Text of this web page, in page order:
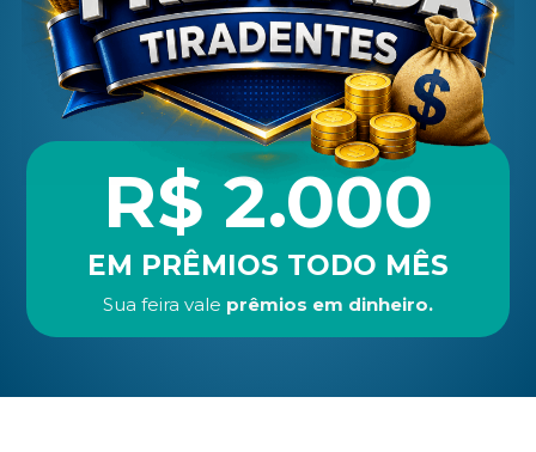
R$ 2.000
EM PRÊMIOS TODO MÊS
Sua feira vale prêmios em dinheiro.